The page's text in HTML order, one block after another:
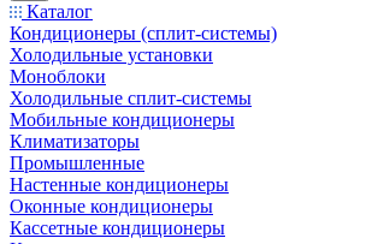
Каталог
Кондиционеры (сплит-системы)
Холодильные установки
Моноблоки
Холодильные сплит-системы
Мобильные кондиционеры
Климатизаторы
Промышленные
Настенные кондиционеры
Оконные кондиционеры
Кассетные кондиционеры